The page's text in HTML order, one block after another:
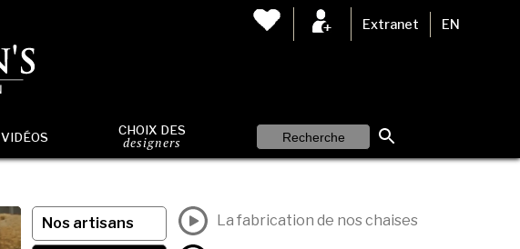
Extranet EN
VIDÉOS CHOIX DES
designers
Nos artisans La fabrication de nos chaises